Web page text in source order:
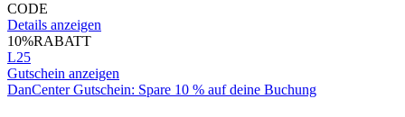
CODE
Details anzeigen
10%RABATT
L25
Gutschein anzeigen
DanCenter Gutschein: Spare 10 % auf deine Buchung